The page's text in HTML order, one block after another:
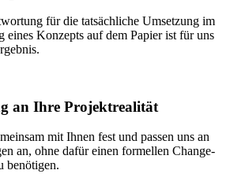
für die tatsächliche Umsetzung im
eines Konzepts auf dem Papier ist für uns
an Ihre Projektrealität
mit Ihnen fest und passen uns an
an, ohne dafür einen formellen Change-
benötigen.